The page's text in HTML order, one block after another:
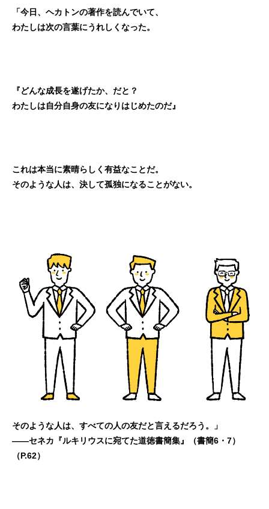
「今日、ヘカトンの著作を読んでいて、
わたしは次の言葉にうれしくなった。
『どんな成長を遂げたか、だと？
わたしは自分自身の友になりはじめたのだ』
これは本当に素晴らしく有益なことだ。
そのような人は、決して孤独になることがない。
そのような人は、すべての人の友だと言えるだろう。」
――セネカ『ルキリウスに宛てた道徳書簡集』（書簡6・7）
（P.62）